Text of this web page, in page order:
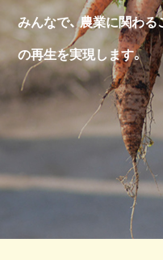
みんなで、農業に関わる
の再生を実現します。